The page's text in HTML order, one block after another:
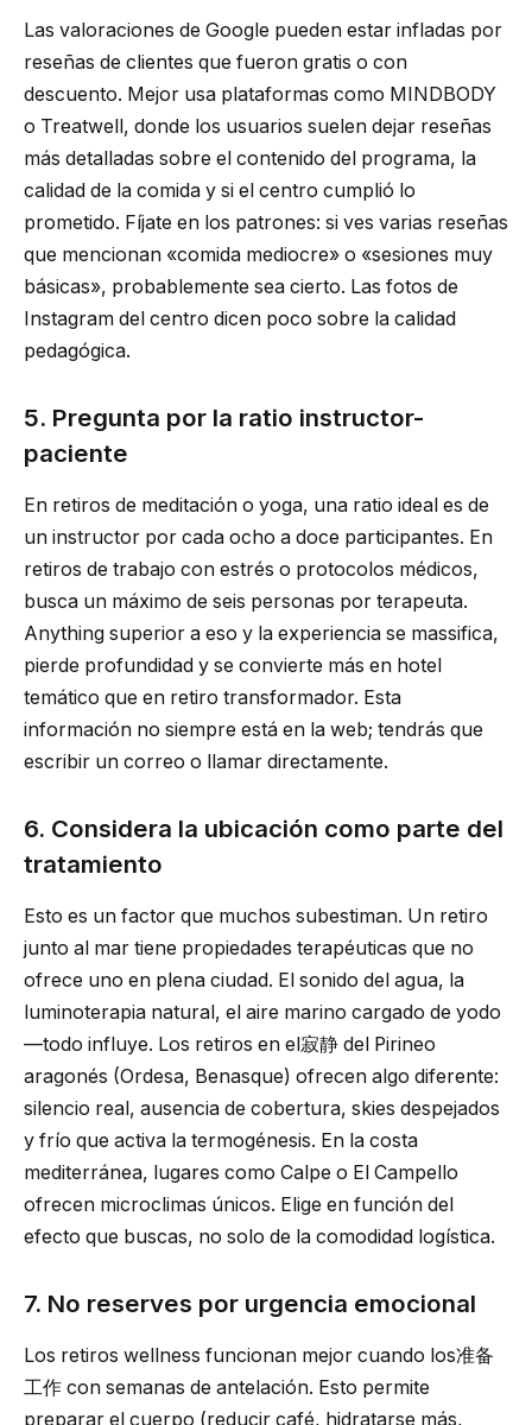
Las valoraciones de Google pueden estar infladas por
reseñas de clientes que fueron gratis o con
descuento. Mejor usa plataformas como MINDBODY
o Treatwell, donde los usuarios suelen dejar reseñas
más detalladas sobre el contenido del programa, la
calidad de la comida y si el centro cumplió lo
prometido. Fíjate en los patrones: si ves varias reseñas
que mencionan «comida mediocre» o «sesiones muy
básicas», probablemente sea cierto. Las fotos de
Instagram del centro dicen poco sobre la calidad
pedagógica.
5. Pregunta por la ratio instructor-
paciente
En retiros de meditación o yoga, una ratio ideal es de
un instructor por cada ocho a doce participantes. En
retiros de trabajo con estrés o protocolos médicos,
busca un máximo de seis personas por terapeuta.
Anything superior a eso y la experiencia se massifica,
pierde profundidad y se convierte más en hotel
temático que en retiro transformador. Esta
información no siempre está en la web; tendrás que
escribir un correo o llamar directamente.
6. Considera la ubicación como parte del
tratamiento
Esto es un factor que muchos subestiman. Un retiro
junto al mar tiene propiedades terapéuticas que no
ofrece uno en plena ciudad. El sonido del agua, la
luminoterapia natural, el aire marino cargado de yodo
—todo influye. Los retiros en el寂静 del Pirineo
aragonés (Ordesa, Benasque) ofrecen algo diferente:
silencio real, ausencia de cobertura, skies despejados
y frío que activa la termogénesis. En la costa
mediterránea, lugares como Calpe o El Campello
ofrecen microclimas únicos. Elige en función del
efecto que buscas, no solo de la comodidad logística.
7. No reserves por urgencia emocional
Los retiros wellness funcionan mejor cuando los准备
工作 con semanas de antelación. Esto permite
preparar el cuerpo (reducir café, hidratarse más,